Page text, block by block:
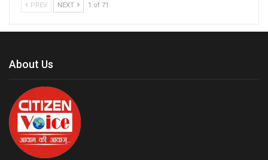
PREV NEXT 1 of 71
About Us